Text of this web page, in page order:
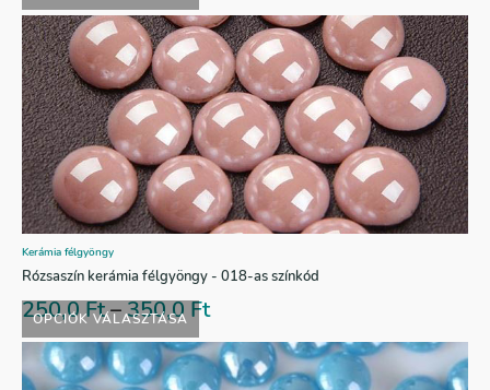
OPCIÓK VÁLASZTÁSA
Kerámia félgyöngy
Rózsaszín kerámia félgyöngy - 018-as színkód
250,0Ft–350,0Ft